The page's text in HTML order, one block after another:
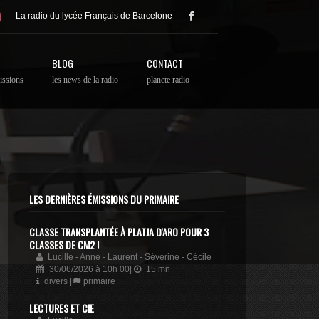
La radio du lycée Français de Barcelone
BLOG
les news de la radio
CONTACT
planete radio
LES DERNIÈRES ÉMISSIONS DU PRIMAIRE
CLASSE TRANSPLANTÉE À PLATJA D'ARO POUR 3
CLASSES DE CM2 !
Lucille - Anne - Laurent - Séverine - Cécile
30/06/2026 à 10h 00|
15 mn
divers |
primaire
LECTURES ET CIE